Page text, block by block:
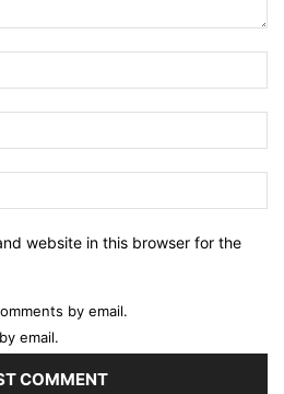
website in this browser for the
by email.
email.